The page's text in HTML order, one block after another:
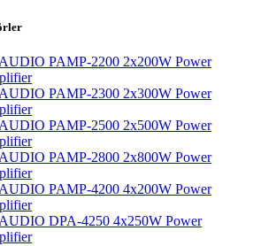
PAMP-2200 2x200W Power
PAMP-2300 2x300W Power
PAMP-2500 2x500W Power
PAMP-2800 2x800W Power
PAMP-4200 4x200W Power
DPA-4250 4x250W Power